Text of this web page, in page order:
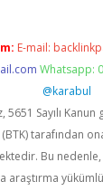
E-mail:
Whatsapp:
@karabul
5651 Sayılı
tarafından
Bu
araştırma